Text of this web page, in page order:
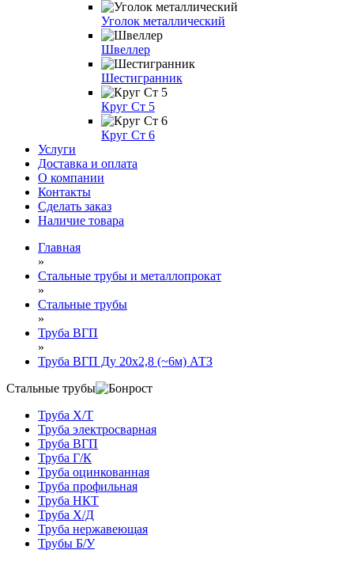
Уголок металлический
Швеллер
Шестигранник
Круг Ст 5
Круг Ст 6
Услуги
Доставка и оплата
О компании
Контакты
Сделать заказ
Наличие товара
Главная
»
Стальные трубы и металлопрокат
»
Стальные трубы
»
Труба ВГП
»
Труба ВГП Ду 20х2,8 (~6м) АТЗ
Стальные трубы
Труба Х/Т
Труба электросварная
Труба ВГП
Труба Г/К
Труба оцинкованная
Труба профильная
Труба НКТ
Труба Х/Д
Труба нержавеющая
Трубы Б/У